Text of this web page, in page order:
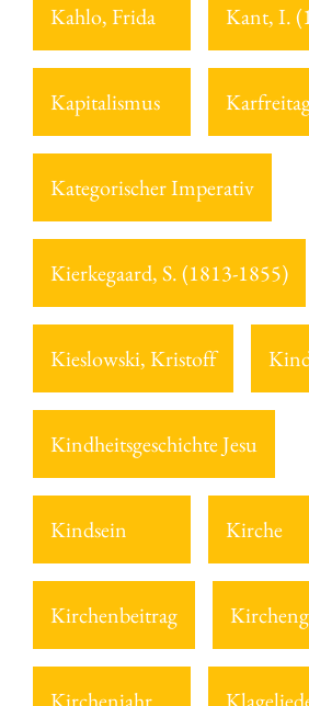
Kahlo, Frida Kant, I.
Kapitalismus
Kategorischer Imperativ
Kierkegaard, S. (1813-1855)
Kieslowski, Kristoff
Kindheitsgeschichte Jesu
Kindsein Kirche
Kirchenbeitrag